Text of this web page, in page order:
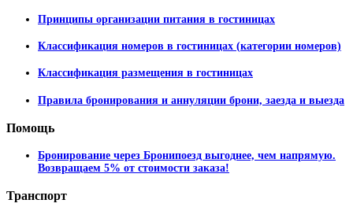
Принципы организации питания в гостиницах
Классификация номеров в гостиницах (категории номеров)
Классификация размещения в гостиницах
Правила бронирования и аннуляции брони, заезда и выезда
Помощь
Бронирование через Бронипоезд выгоднее, чем напрямую.
Возвращаем 5% от стоимости заказа!
Транспорт